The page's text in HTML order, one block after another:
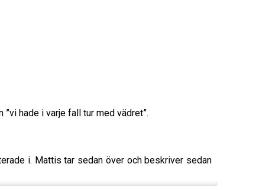
hade i varje fall tur med vädret”.
i. Mattis tar sedan över och beskriver sedan